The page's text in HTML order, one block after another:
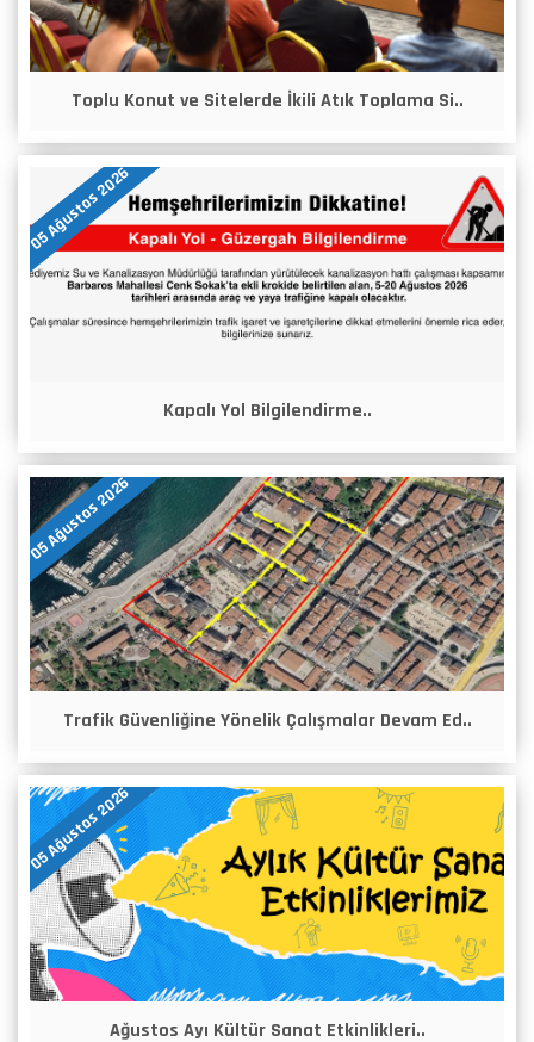
Toplu Konut ve Sitelerde İkili Atık Toplama Si..
05 Ağustos 2026
Kapalı Yol Bilgilendirme..
05 Ağustos 2026
Trafik Güvenliğine Yönelik Çalışmalar Devam Ed..
05 Ağustos 2026
Ağustos Ayı Kültür Sanat Etkinlikleri..